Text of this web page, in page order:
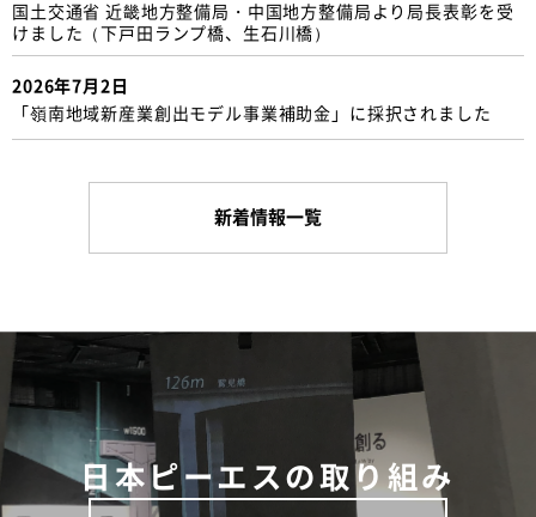
国土交通省 近畿地方整備局・中国地方整備局より局長表彰を受
けました（下戸田ランプ橋、生石川橋）
2026年7月2日
「嶺南地域新産業創出モデル事業補助金」に採択されました
新着情報一覧
日本ピーエスの取り組み